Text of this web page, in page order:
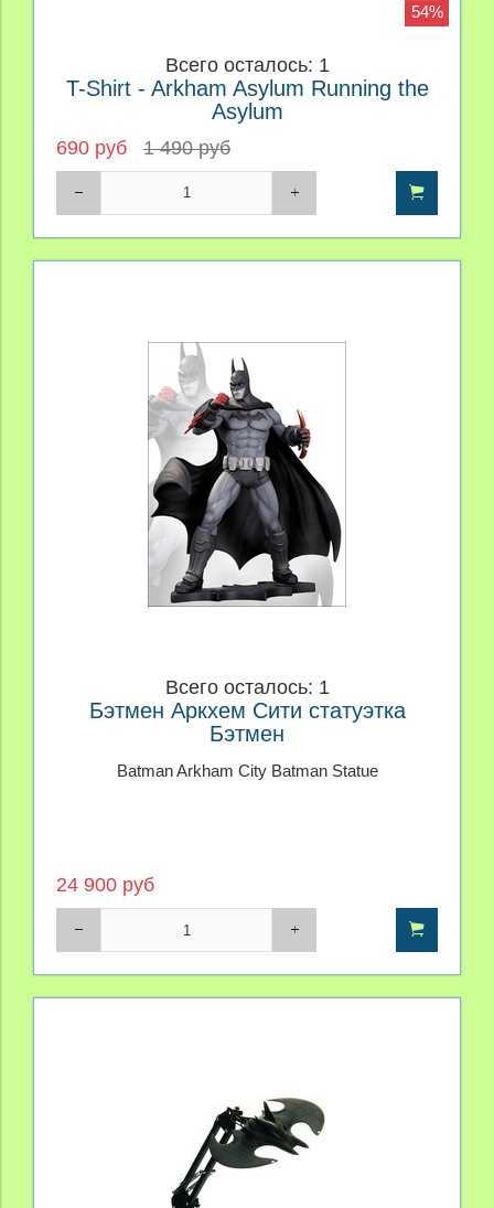
54%
Всего осталось: 1
T-Shirt - Arkham Asylum Running the
Asylum
690 руб 1 490 руб
Всего осталось: 1
Бэтмен Аркхем Сити статуэтка
Бэтмен
Batman Arkham City Batman Statue
24 900 руб